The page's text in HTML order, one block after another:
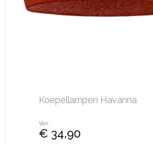
Koepellampen Havanna
Van
€ 34,90